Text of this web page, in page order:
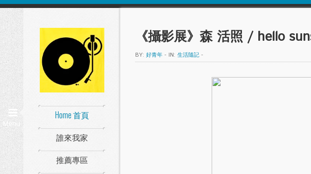
Menu
Home 首頁
誰來我家
推薦專區
《攝影展》森 活照 / hello
BY: 好青年 - IN: 生活隨記 -